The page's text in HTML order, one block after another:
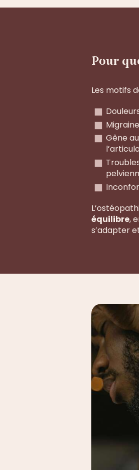
Pour
Les motifs
Gêne
équilibre,
s’adapter